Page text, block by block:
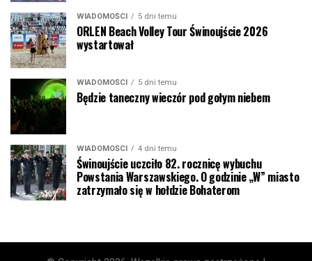
WIADOMOŚCI 5 dni temu
ORLEN Beach Volley Tour Świnoujście 2026
wystartował
WIADOMOŚCI 5 dni temu
Będzie taneczny wieczór pod gołym niebem
WIADOMOŚCI 4 dni temu
Świnoujście uczciło 82. rocznicę wybuchu
Powstania Warszawskiego. O godzinie „W” miasto
zatrzymało się w hołdzie Bohaterom